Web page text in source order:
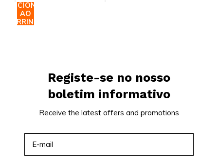
ADICIONAR
AO
CARRINHO
Registe-se no nosso
boletim informativo
Receive the latest offers and promotions